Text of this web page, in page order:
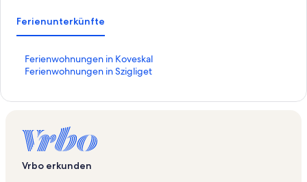
Ferienunterkünfte
Ferienwohnungen in Koveskal
L
i
e
r
i
Ferienwohnungen in Szigliget
L
d
e
d
Vrbo erkunden